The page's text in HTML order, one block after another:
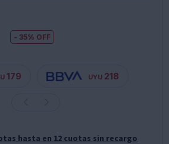
35
179 UYU 218
hasta en 12 cuotas sin recargo